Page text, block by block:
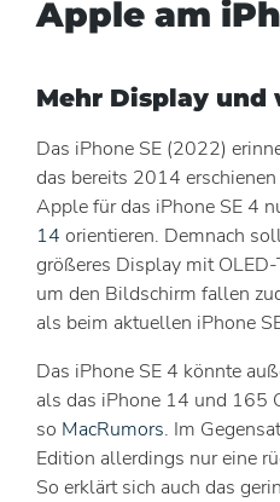
Apple am
Mehr Display
Das iPhone SE (2022)
das bereits 2014
Apple für das iPhone SE 4
14 orientieren. Demnach
größeres Display mit
um den Bildschirm fallen
als beim aktuellen iPhone
Das iPhone SE 4 könnte
als das iPhone 14 und 165
so MacRumors. Im
Edition allerdings nur eine
So erklärt sich auch das